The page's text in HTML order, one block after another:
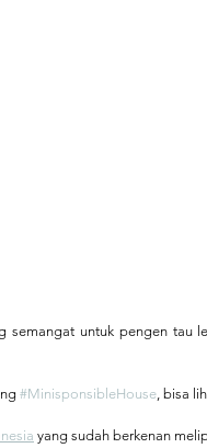
semangat untuk pengen tau
#MinisponsibleHouse, bisa
yang sudah berkenan